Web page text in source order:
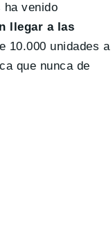
venido
llegar a las
10.000 unidades a
que nunca de